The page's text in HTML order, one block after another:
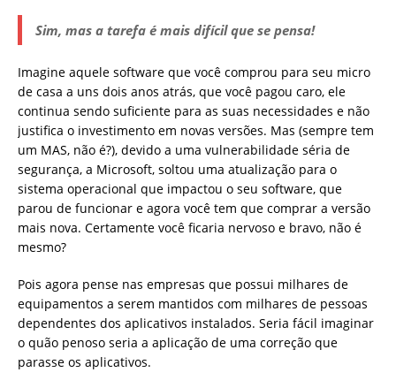
Sim, mas a tarefa é mais difícil que se pensa!
Imagine aquele software que você comprou para seu micro
de casa a uns dois anos atrás, que você pagou caro, ele
continua sendo suficiente para as suas necessidades e não
justifica o investimento em novas versões. Mas (sempre tem
um MAS, não é?), devido a uma vulnerabilidade séria de
segurança, a Microsoft, soltou uma atualização para o
sistema operacional que impactou o seu software, que
parou de funcionar e agora você tem que comprar a versão
mais nova. Certamente você ficaria nervoso e bravo, não é
mesmo?
Pois agora pense nas empresas que possui milhares de
equipamentos a serem mantidos com milhares de pessoas
dependentes dos aplicativos instalados. Seria fácil imaginar
o quão penoso seria a aplicação de uma correção que
parasse os aplicativos.